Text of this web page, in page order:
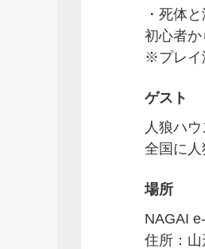
・死体
初心者か
※プレイ
ゲスト
人狼ハ
全国に人
場所
NAGAI
住所：